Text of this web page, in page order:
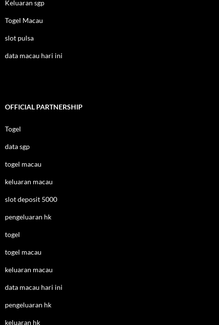
Keluaran sgp
Togel Macau
slot pulsa
data macau hari ini
OFFICIAL PARTNERSHIP
Togel
data sgp
togel macau
keluaran macau
slot deposit 5000
pengeluaran hk
togel
togel macau
keluaran macau
data macau hari ini
pengeluaran hk
keluaran hk